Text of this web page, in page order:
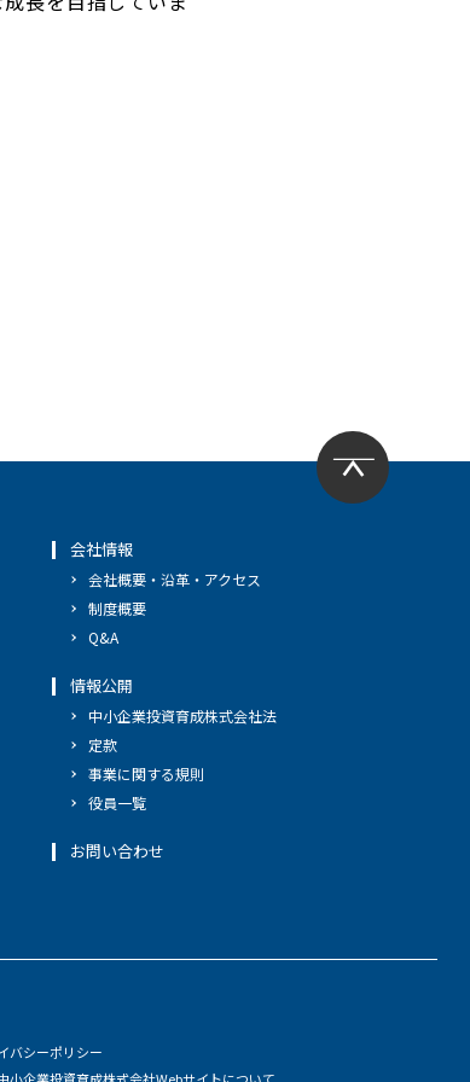
会社情報
会社概要・沿革・アクセス
制度概要
Q&A
情報公開
中小企業投資育成株式会社法
定款
事業に関する規則
役員一覧
お問い合わせ
バシーポリシー